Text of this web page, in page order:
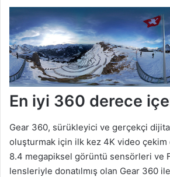
En iyi 360 derece
Gear 360, sürükleyici ve gerçekçi
oluşturmak için ilk kez 4K video
8.4 megapiksel görüntü sensörleri ve
lensleriyle donatılmış olan Gear 360